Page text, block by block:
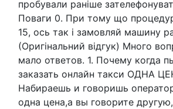
пробували раніше
Поваги 0. При тому що
15, ось так і замовляй машину
(Оригінальний відгук) Много
мало ответов. 1. Почему когда
заказать онлайн такси ОДНА
Набираешь и говоришь
одна цена,а вы говорите